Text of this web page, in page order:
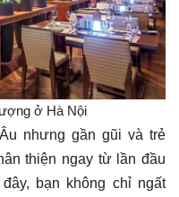
ở Hà Nội
nhưng gần gũi và trẻ
thiện ngay từ lần đầu
bạn không chỉ ngất